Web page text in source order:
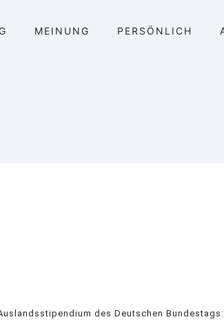
MEINUNG PERSÖNLICH
des Deutschen Bundestags: